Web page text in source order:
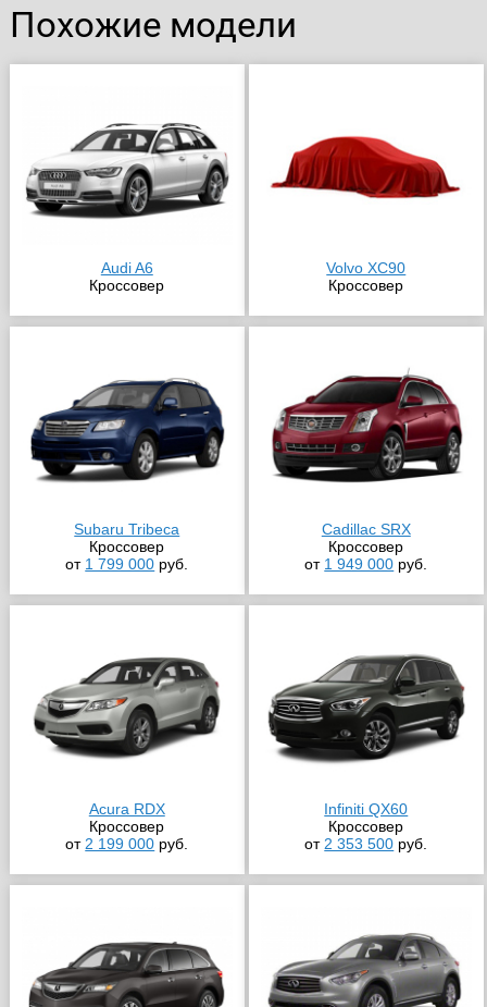
Похожие модели
Audi A6
Кроссовер
Volvo XC90
Кроссовер
Subaru Tribeca
Кроссовер
от 1 799 000 руб.
Cadillac SRX
Кроссовер
от 1 949 000 руб.
Acura RDX
Кроссовер
от 2 199 000 руб.
Infiniti QX60
Кроссовер
от 2 353 500 руб.